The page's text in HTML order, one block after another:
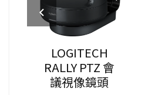
LOGITECH
RALLY PTZ 會
議視像鏡頭